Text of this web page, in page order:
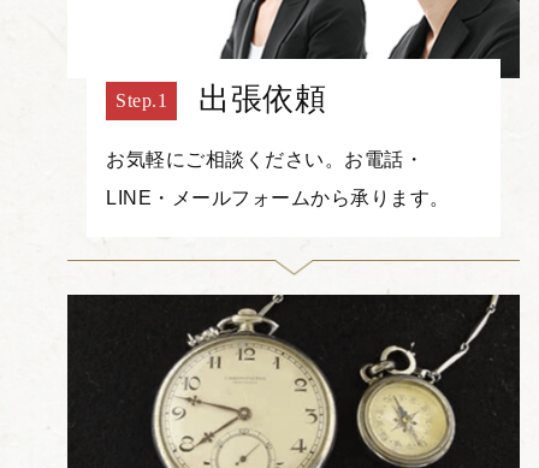
出張依頼
お気軽にご相談ください。お電話・
LINE・メールフォームから承ります。